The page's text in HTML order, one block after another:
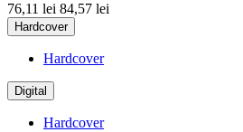
76,11 lei 84,57 lei
Hardcover
Hardcover
Digital
Hardcover